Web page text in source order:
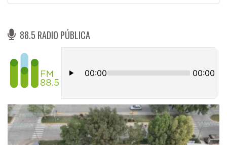
88.5 RADIO PÚBLICA